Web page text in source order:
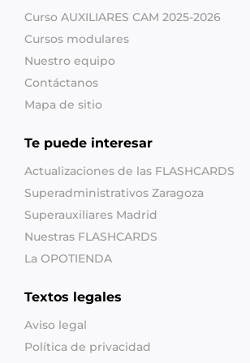
Curso AUXILIARES CAM 2025-2026
Cursos modulares
Nuestro equipo
Contáctanos
Mapa de sitio
Te puede interesar
Actualizaciones de las FLASHCARDS
Superadministrativos Zaragoza
Superauxiliares Madrid
Nuestras FLASHCARDS
La OPOTIENDA
Textos legales
Aviso legal
Política de privacidad